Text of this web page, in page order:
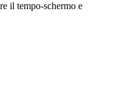
il tempo-schermo e